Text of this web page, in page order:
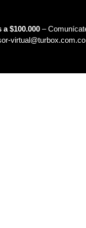
$100.000 –
virtual@turbox.com.co